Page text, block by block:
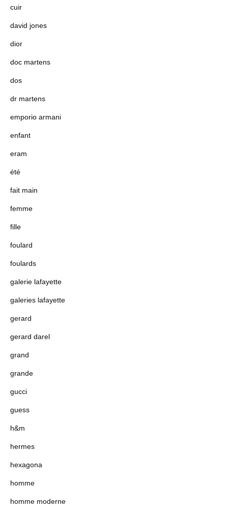
cuir
david jones
dior
doc martens
dos
dr martens
emporio armani
enfant
eram
été
fait main
femme
fille
foulard
foulards
galerie lafayette
galeries lafayette
gerard
gerard darel
grand
grande
gucci
guess
h&m
hermes
hexagona
homme
homme moderne